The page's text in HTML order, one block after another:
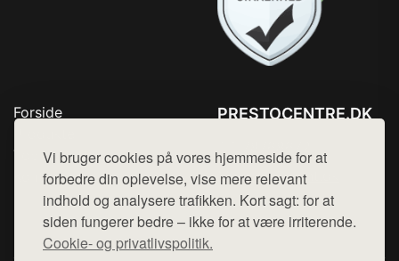
Vi bruger cookies på vores hjemmeside for at
forbedre din oplevelse, vise mere relevant
indhold og analysere trafikken. Kort sagt: for at
siden fungerer bedre – ikke for at være irriterende.
Cookie- og privatlivspolitik.
Forside
Top Rabatter
Kontakt
PRESTOCENTRE.DK
Mail: hej@want.dk
Cookie- og privatlivspolitik